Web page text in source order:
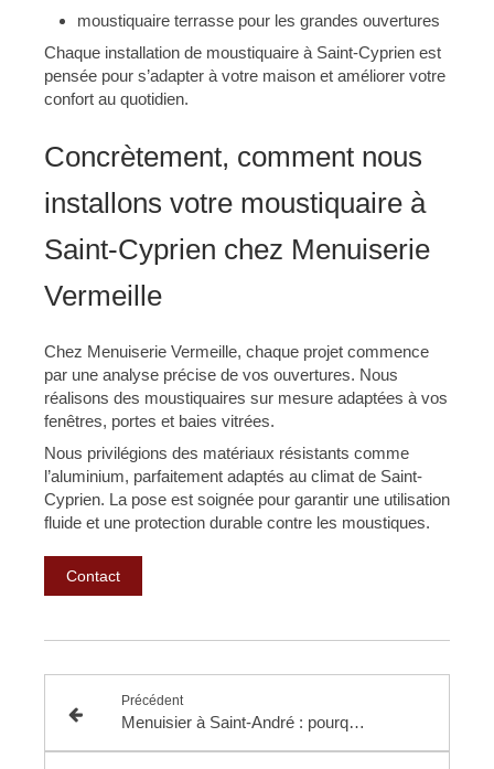
moustiquaire terrasse pour les grandes ouvertures
Chaque installation de moustiquaire à Saint-Cyprien est
pensée pour s’adapter à votre maison et améliorer votre
confort au quotidien.
Concrètement, comment nous
installons votre moustiquaire à
Saint-Cyprien chez Menuiserie
Vermeille
Chez Menuiserie Vermeille, chaque projet commence
par une analyse précise de vos ouvertures. Nous
réalisons des moustiquaires sur mesure adaptées à vos
fenêtres, portes et baies vitrées.
Nous privilégions des matériaux résistants comme
l’aluminium, parfaitement adaptés au climat de Saint-
Cyprien. La pose est soignée pour garantir une utilisation
fluide et une protection durable contre les moustiques.
Contact
Précédent
Menuisier à Saint-André : pourquoi le choix de l’artisan peut transformer votre maison